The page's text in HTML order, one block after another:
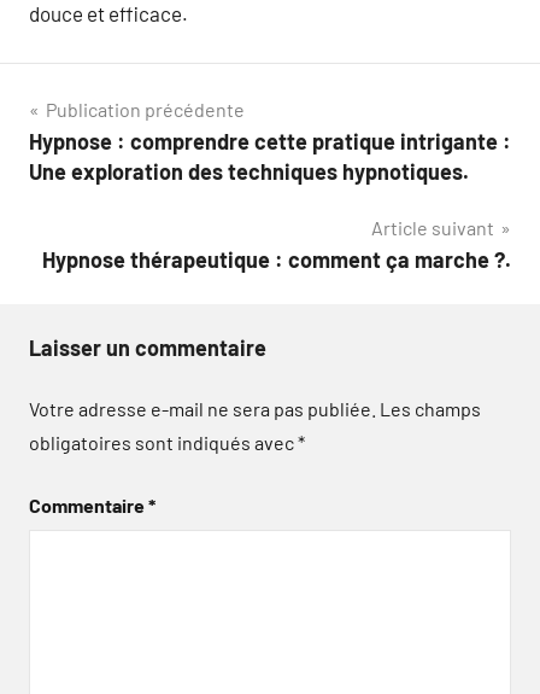
douce et efficace.
Navigation
de
Publication précédente
Hypnose : comprendre cette pratique intrigante :
Une exploration des techniques hypnotiques.
Article suivant
Hypnose thérapeutique : comment ça marche ?.
Laisser un commentaire
Votre adresse e-mail ne sera pas publiée. Les champs
obligatoires sont indiqués avec*
Commentaire*